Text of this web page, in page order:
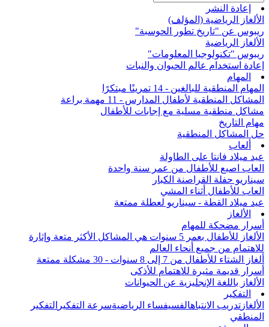
إعادة النشر
الألغاز الرياضية (المؤلف)
ريبوس عن "تاريخ تطور الحوسبة"
الألغاز الرياضية
ريبوس "تكنولوجيا المعلومات"
إعادة استخدام عالم الحيوان والنبات
المهام
المهام المنطقية للبالغين - 14 تمرينًا مبتكرًا
المشاكل المنطقية لأطفال المدارس - 11 مهمة براعة
مشاكل منطقية مسلية مع إجابات للأطفال
مهام التاريخ
حل المشاكل المنطقية
ألعاب
عيد ميلاد فانتا على الطاولة
العاب اصبع للأطفال من عمر سنة واحدة
سيناريو حفلة القراصنة الكبار
العاب للأطفال أثناء المشي
عيد ميلاد القطة - سيناريو لعطلة ممتعة
الألغاز
أسرار مضحكة للمهام
الألغاز للأطفال بعمر 5 سنوات هي المشاكل الأكثر متعة وإثارة
للاهتمام من جميع أنحاء العالم
ألغاز الشتاء للأطفال من 7 إلى 8 سنوات - 30 مشكلة ممتعة
أسرار قديمة مثيرة للاهتمام للأذكى
الألغاز باللغة الإنجليزية عن الحيوانات
التفكير
الألغاز تدريب الانتباهالفسيفساء الرياضيةسرعة التفكير التفكير
المنطقي